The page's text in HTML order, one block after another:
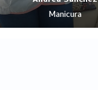
Manicura